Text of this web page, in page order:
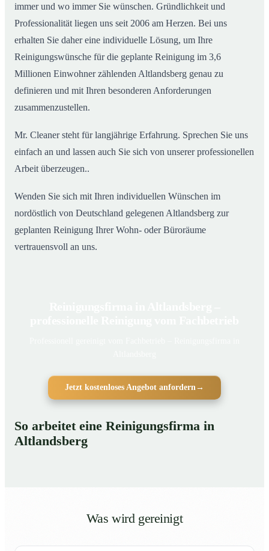
immer und wo immer Sie wünschen. Gründlichkeit und
Professionalität liegen uns seit 2006 am Herzen. Bei uns
erhalten Sie daher eine individuelle Lösung, um Ihre
Reinigungswünsche für die geplante Reinigung im 3,6
Millionen Einwohner zählenden Altlandsberg genau zu
definieren und mit Ihren besonderen Anforderungen
zusammenzustellen.
Mr. Cleaner steht für langjährige Erfahrung. Sprechen Sie uns
einfach an und lassen auch Sie sich von unserer professionellen
Arbeit überzeugen..
Wenden Sie sich mit Ihren individuellen Wünschen im
nordöstlich von Deutschland gelegenen Altlandsberg zur
geplanten Reinigung Ihrer Wohn- oder Büroräume
vertrauensvoll an uns.
Jetzt kostenloses Angebot anfordern →
So arbeitet eine Reinigungsfirma in
Altlandsberg
Was wird gereinigt